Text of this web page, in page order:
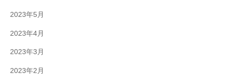
2023年5月
2023年4月
2023年3月
2023年2月